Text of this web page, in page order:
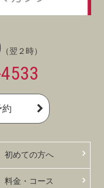
（翌２時）
約
初めての方へ
料金・コース